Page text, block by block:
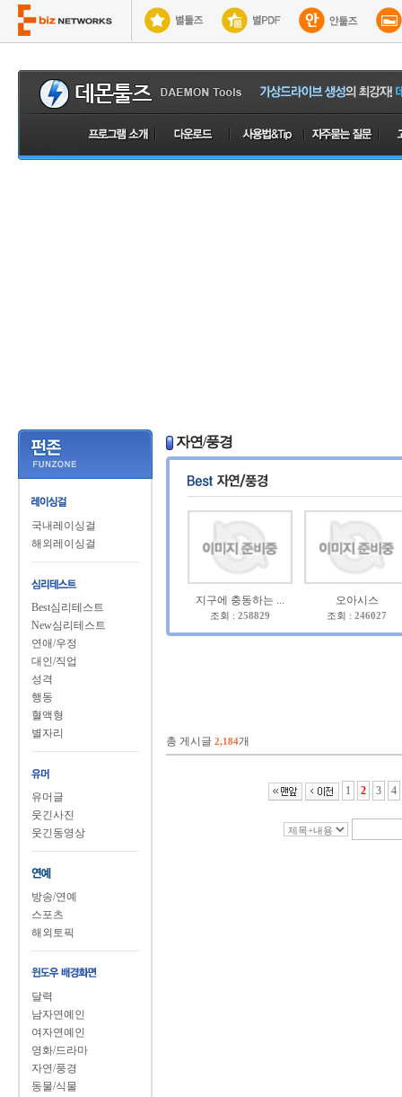
국내레이싱걸
해외레이싱걸
Best심리테스트
New심리테스트
연애/우정
대인/직업
성격
행동
혈액형
별자리
유머글
웃긴사진
웃긴동영상
방송/연예
스포츠
해외토픽
달력
남자연예인
여자연예인
영화/드라마
자연/풍경
동물/식물
자연/풍경
지구에 충동하는 ...
조회 : 258829
오아시스
조회 : 246027
총 게시글 2,184개
1 2 3 4